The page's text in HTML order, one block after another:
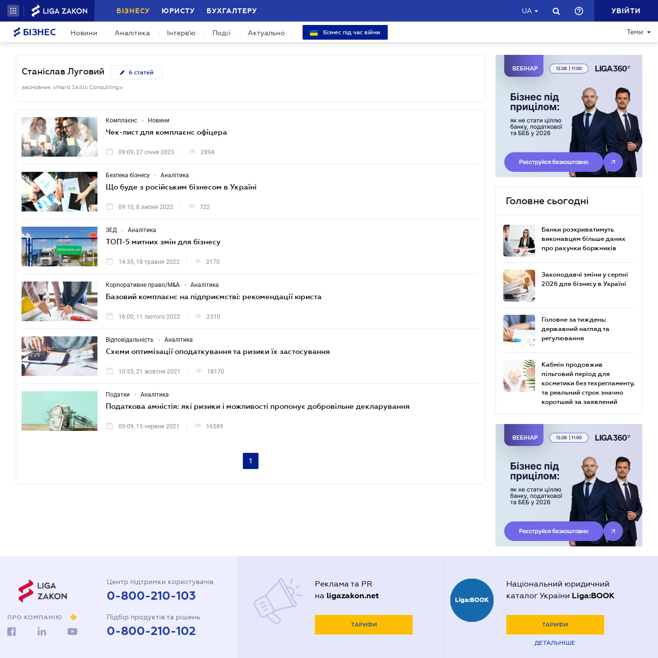
БІЗНЕСУ ЮРИСТУ БУХГАЛТЕРУ UA УВІЙТИ
БІЗНЕС Новини Аналітика Інтерв'ю Події Актуально Бізнес під час війни Теми
Станіслав Луговий 6 статей
засновник «Hard Skills Consulting»
Комплаєнс • Новини
Чек-лист для комплаєнс офіцера
09:09, 27 січня 2023 2894
Безпека бізнесу • Аналітика
Що буде з російським бізнесом в Україні
09:10, 8 липня 2022 722
ЗЕД • Аналітика
ТОП-5 митних змін для бізнесу
14:35, 18 травня 2022 2170
Корпоративне право/M&A • Аналітика
Базовий комплаєнс на підприємстві: рекомендації юриста
16:00, 11 лютого 2022 2310
Відповідальність • Аналітика
Схеми оптимізації оподаткування та ризики їх застосування
10:55, 21 жовтня 2021 18170
Податки • Аналітика
Податкова амністія: які ризики і можливості пропонує добровільне декларування
09:09, 15 червня 2021 16589
1
Головне сьогодні
Банки розкриватимуть
виконавцям більше даних
про рахунки боржників
Законодавчі зміни у серпні
2026 для бізнесу в Україні
Головне за тиждень:
державний нагляд та
регулювання
Кабмін продовжив
пільговий період для
косметики без техрегламенту,
та реальний строк значно
коротший за заявлений
ПРО КОМПАНІЮ
Центр підтримки користувачів
0-800-210-103
Підбір продуктів та рішень
0-800-210-102
Реклама та PR
на ligazakon.net
ТАРИФИ
Національний юридичний
каталог України Liga:BOOK
ТАРИФИ
ДЕТАЛЬНІШЕ